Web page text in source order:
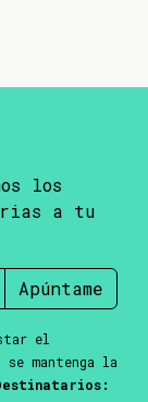
los
a tu
Apúntame
el
se mantenga la